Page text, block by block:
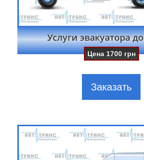
Услуги эвакуатора
Цена1700 грн
Заказать